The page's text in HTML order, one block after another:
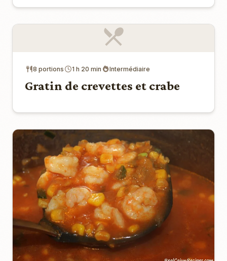
8 portions 1 h 20 min Intermédiaire
Gratin de crevettes et crabe